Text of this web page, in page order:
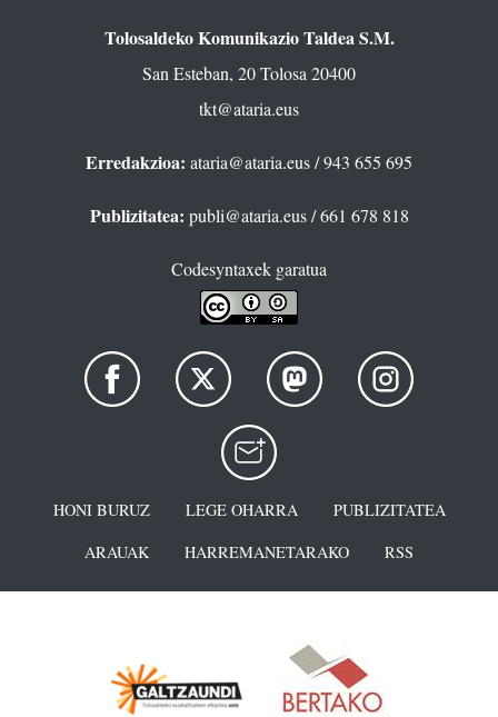
Tolosaldeko Komunikazio Taldea S.M.
San Esteban, 20 Tolosa 20400
tkt@ataria.eus
Erredakzioa: ataria@ataria.eus/ 943 655 695
Publizitatea: publi@ataria.eus/ 661 678 818
Codesyntaxek garatua
HONI BURUZ LEGE OHARRA
PUBLIZITATEA
ARAUAK
HARREMANETARAKO RSS